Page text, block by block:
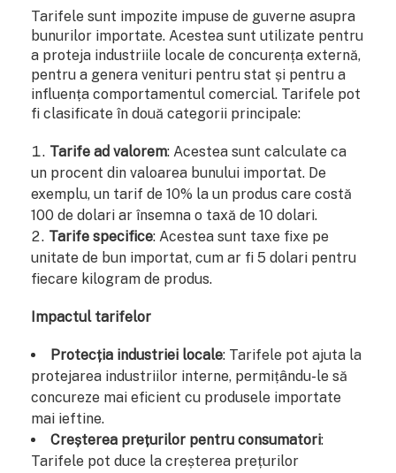
Tarifele sunt impozite impuse de guverne asupra
bunurilor importate. Acestea sunt utilizate pentru
a proteja industriile locale de concurența externă,
pentru a genera venituri pentru stat și pentru a
influența comportamentul comercial. Tarifele pot
fi clasificate în două categorii principale:
Tarife ad valorem: Acestea sunt calculate ca
un procent din valoarea bunului importat. De
exemplu, un tarif de 10% la un produs care costă
100 de dolari ar însemna o taxă de 10 dolari.
Tarife specifice: Acestea sunt taxe fixe pe
unitate de bun importat, cum ar fi 5 dolari pentru
fiecare kilogram de produs.
Impactul tarifelor
Protecția industriei locale: Tarifele pot ajuta la
protejarea industriilor interne, permițându-le să
concureze mai eficient cu produsele importate
mai ieftine.
Creșterea prețurilor pentru consumatori:
Tarifele pot duce la creșterea prețurilor